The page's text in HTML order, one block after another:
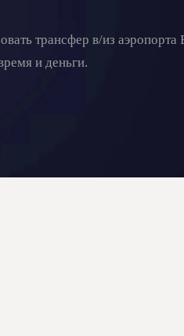
трансфер в/из аэропорта
и деньги.